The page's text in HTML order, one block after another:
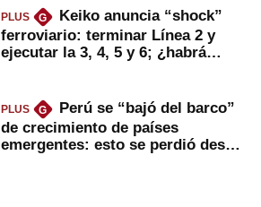
PLUS G
Keiko anuncia “shock”
ferroviario: terminar Línea 2 y
ejecutar la 3, 4, 5 y 6; ¿habrá
PLUS G
Perú se “bajó del barco”
de crecimiento de países
emergentes: esto se perdió desde